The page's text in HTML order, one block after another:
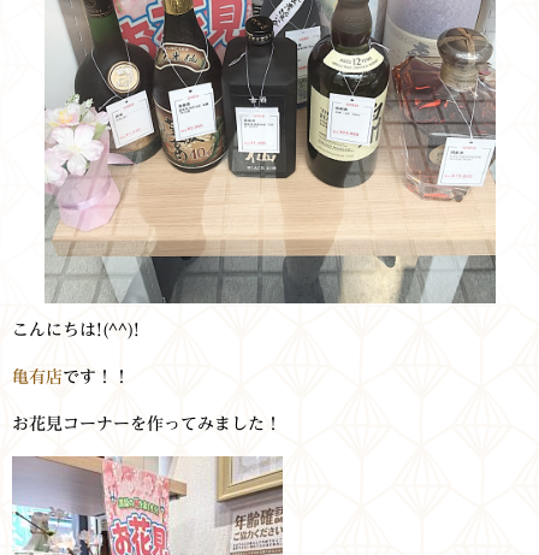
こんにちは!(^^)!
亀有店です！！
お花見コーナーを作ってみました！